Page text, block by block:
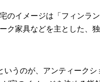
のイメージは「フィンラ
ク家具などを主とした、
いうのが、アンティーク